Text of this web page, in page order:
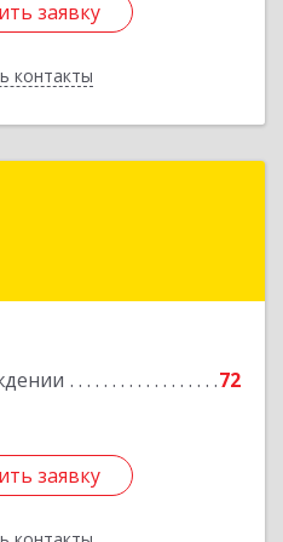
заявку
контакты
заявку
72
заявку
ул.Ленинская, 7А
заявку